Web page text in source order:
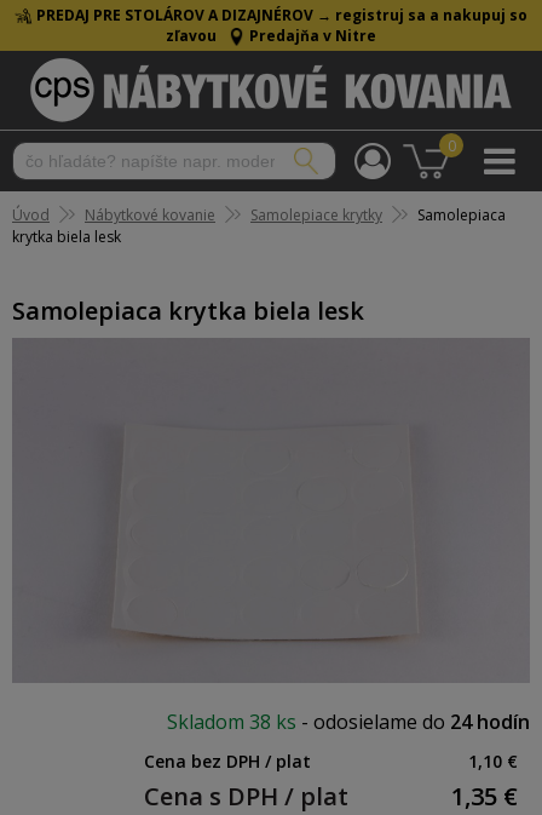
PREDAJ PRE STOLÁROV A DIZAJNÉROV → registruj sa a nakupuj so
zľavou
Predajňa v Nitre
0
Úvod Nábytkové kovanie Samolepiace krytky
Samolepiaca
krytka biela lesk
Samolepiaca krytka biela lesk
Skladom 38 ks - odosielame do 24 hodín
Cena bez DPH / plat 1,10 €
Cena s DPH / plat 1,35 €